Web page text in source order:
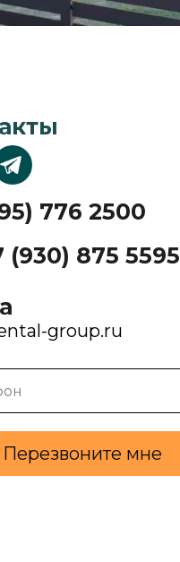
(930) 875 5595
group.ru
Перезвоните мне
776 2500